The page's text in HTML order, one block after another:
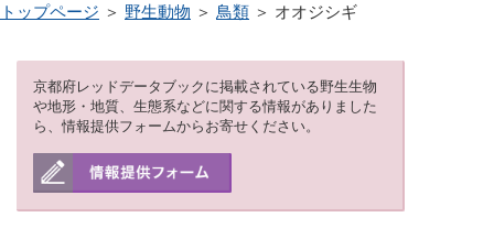
トップページ ＞ 野生動物 ＞ 鳥類 ＞ オオジシギ
京都府レッドデータブックに掲載されている野生生物
や地形・地質、生態系などに関する情報がありました
ら、情報提供フォームからお寄せください。